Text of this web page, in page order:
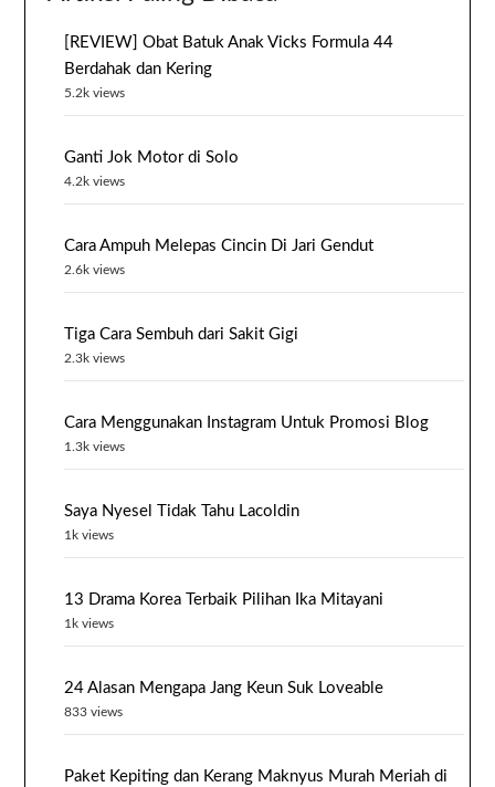
[REVIEW] Obat Batuk Anak Vicks Formula 44
Berdahak dan Kering
5.2k views
Ganti Jok Motor di Solo
4.2k views
Cara Ampuh Melepas Cincin Di Jari Gendut
2.6k views
Tiga Cara Sembuh dari Sakit Gigi
2.3k views
Cara Menggunakan Instagram Untuk Promosi Blog
1.3k views
Saya Nyesel Tidak Tahu Lacoldin
1k views
13 Drama Korea Terbaik Pilihan Ika Mitayani
1k views
24 Alasan Mengapa Jang Keun Suk Loveable
833 views
Paket Kepiting dan Kerang Maknyus Murah Meriah di